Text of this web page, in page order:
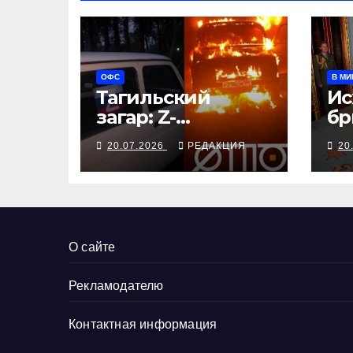
ОФС
Тагильский
загар: Z-
символика на
авто стала
меткой
20.07.2026 РЕДАКЦИЯ
В
О сайте
Рекламодателю
Контактная информация